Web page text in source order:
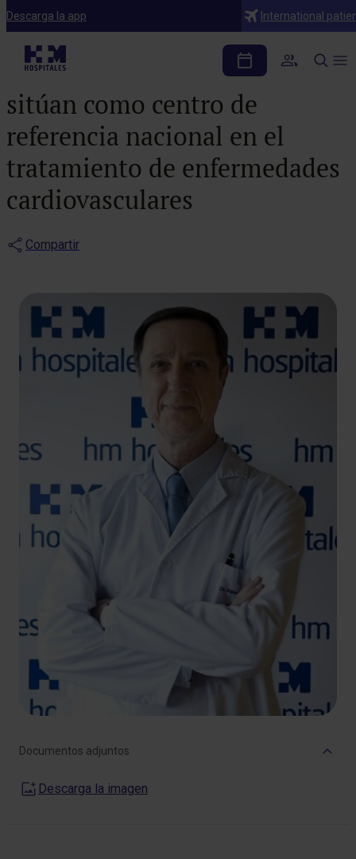
Descarga la app International
Notas de prensa
Las estadísticas de HM
CIEC referentes a 2015 lo
sitúan como centro de
referencia nacional en el
tratamiento de enfermedades
cardiovasculares
Compartir
Documentos adjuntos
Descarga la imagen